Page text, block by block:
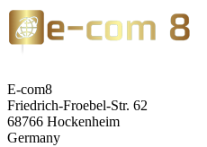
E-com8
Friedrich-Froebel-Str. 62
68766 Hockenheim
Germany